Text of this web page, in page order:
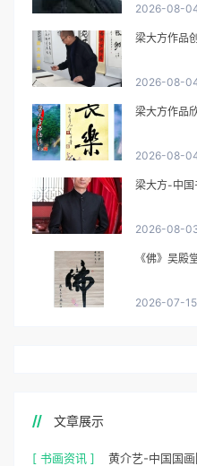
2026-08-
梁大方作品
2026-08-
梁大方作品
2026-08-
梁大方-中国
2026-08-
《佛》吴殿
2026-07-15
文章展示
[ 书画资讯 ]